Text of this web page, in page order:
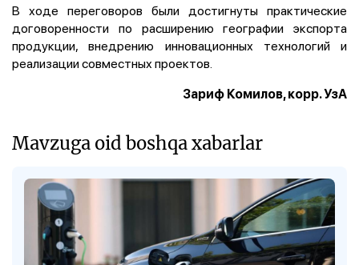
В ходе переговоров были достигнуты практические
договоренности по расширению географии экспорта
продукции, внедрению инновационных технологий и
реализации совместных проектов.
Зариф Комилов, корр. УзА
Mavzuga oid boshqa xabarlar